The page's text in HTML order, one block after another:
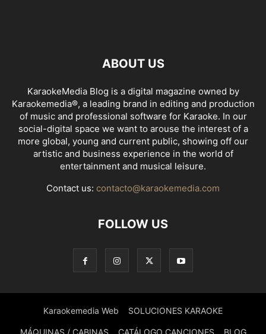
ABOUT US
KaraokeMedia Blog is a digital magazine owned by
Karaokemedia®, a leading brand in editing and production
of music and professional software for Karaoke. In our
social-digital space we want to arouse the interest of a
more global, young and current public, showing off our
artistic and business experience in the world of
entertainment and musical leisure.
Contact us: contacto@karaokemedia.com
FOLLOW US
Karaokemedia Web SOLUCIONES KARAOKE
MÁQUINAS / CABINAS CATÁLOGO CANCIONES BLOG